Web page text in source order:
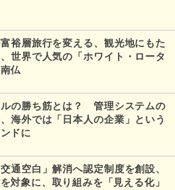
裕層旅行を変える、観光地にもた
世界で人気の「ホワイト・ロータ
仏
の勝ち筋とは？ 管理システムの
海外では「日本人の企業」という
ドに
通空白」解消へ認定制度を創設、
対象に、取り組みを「見える化」